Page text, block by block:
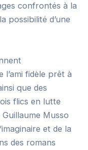
confrontés à la
possibilité d’une
fidèle prêt à
que des
flics en lutte
Musso
et de la
des romans